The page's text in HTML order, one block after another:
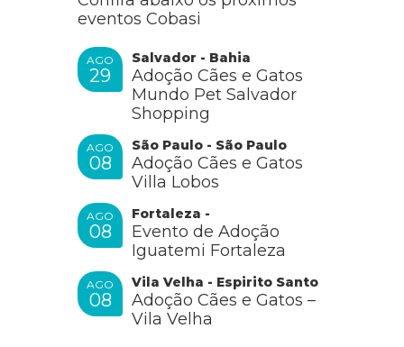
eventos Cobasi
AGO
29
Salvador - Bahia
Adoção Cães e Gatos
Mundo Pet Salvador
Shopping
AGO
08
São Paulo - São Paulo
Adoção Cães e Gatos
Villa Lobos
AGO
08
Fortaleza -
Evento de Adoção
Iguatemi Fortaleza
AGO
08
Vila Velha - Espirito Santo
Adoção Cães e Gatos –
Vila Velha